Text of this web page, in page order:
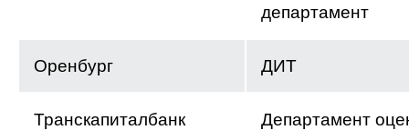
департамент
Оренбург ДИТ
Транскапиталбанк
Департамент